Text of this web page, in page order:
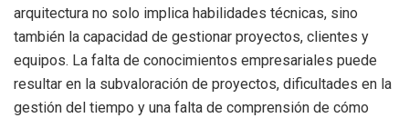
arquitectura no solo implica habilidades técnicas, sino
también la capacidad de gestionar proyectos, clientes y
equipos. La falta de conocimientos empresariales puede
resultar en la subvaloración de proyectos, dificultades en la
gestión del tiempo y una falta de comprensión de cómo